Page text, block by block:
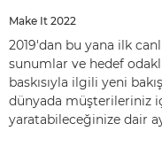
Make It 2022
2019'dan bu yana ilk
sunumlar ve hedef
baskısıyla ilgili yeni
dünyada müşterileriniz
yaratabileceğinize dair